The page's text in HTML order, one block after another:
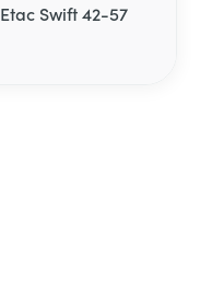
Swift 42-57